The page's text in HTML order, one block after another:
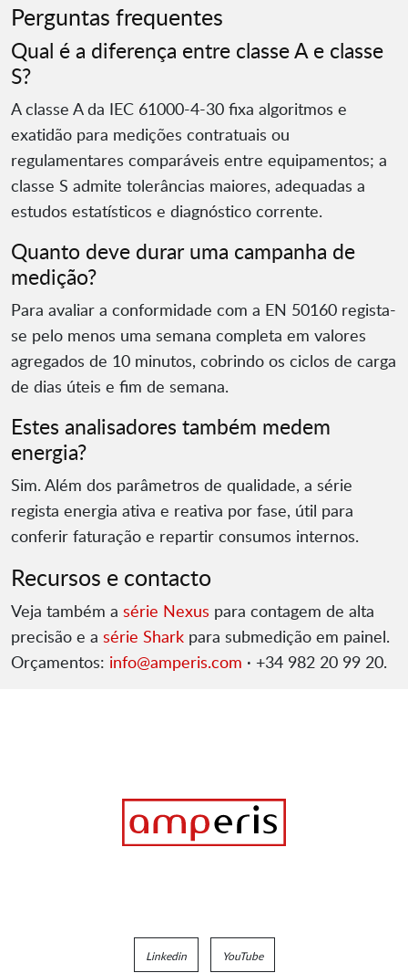
Perguntas frequentes
Qual é a diferença entre classe A e classe
S?
A classe A da IEC 61000-4-30 fixa algoritmos e
exatidão para medições contratuais ou
regulamentares comparáveis entre equipamentos; a
classe S admite tolerâncias maiores, adequadas a
estudos estatísticos e diagnóstico corrente.
Quanto deve durar uma campanha de
medição?
Para avaliar a conformidade com a EN 50160 regista-
se pelo menos uma semana completa em valores
agregados de 10 minutos, cobrindo os ciclos de carga
de dias úteis e fim de semana.
Estes analisadores também medem
energia?
Sim. Além dos parâmetros de qualidade, a série
regista energia ativa e reativa por fase, útil para
conferir faturação e repartir consumos internos.
Recursos e contacto
Veja também a série Nexus para contagem de alta
precisão e a série Shark para submedição em painel.
Orçamentos: info@amperis.com · +34 982 20 99 20.
Linkedin YouTube